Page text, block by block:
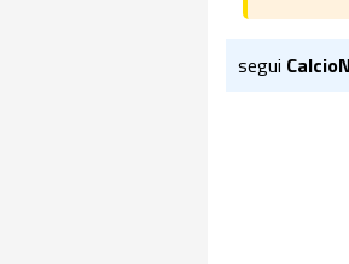
segui